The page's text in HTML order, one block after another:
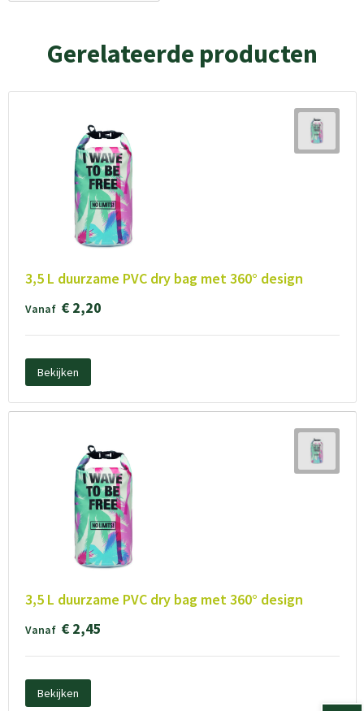
Gerelateerde producten
3,5 L duurzame PVC dry bag met 360° design
Vanaf € 2,20
Bekijken
3,5 L duurzame PVC dry bag met 360° design
Vanaf € 2,45
Bekijken